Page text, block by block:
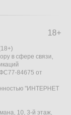
18+
в сфере связи,
84675 от
"ИНТЕРНЕТ
10, 3-й этаж,